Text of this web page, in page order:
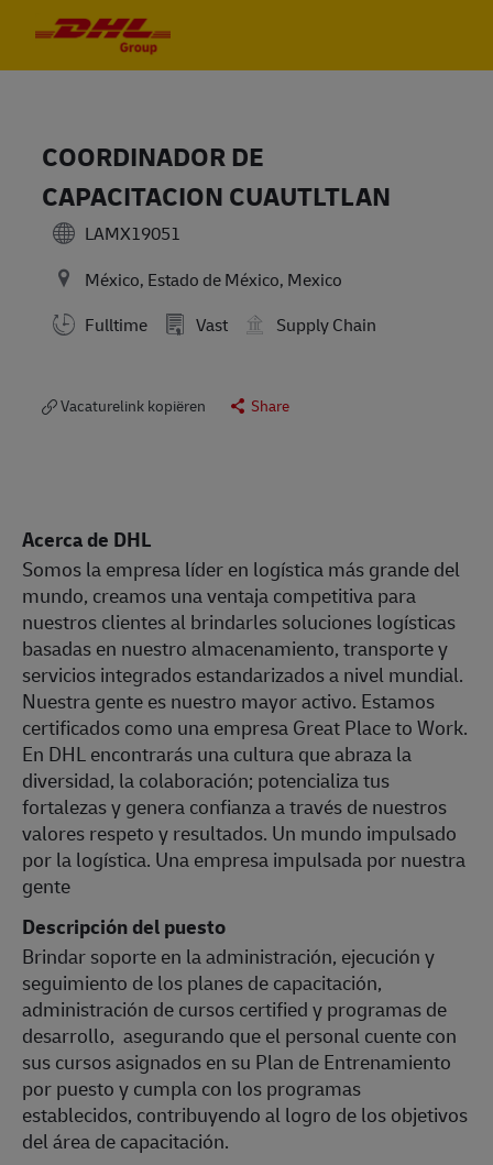
COORDINADOR DE
CAPACITACION CUAUTLTLAN
LAMX19051
México, Estado de México, Mexico
Fulltime
Vast Supply Chain
Vacaturelink kopiëren Share
Acerca de DHL
Somos la empresa líder en logística más grande del
mundo, creamos una ventaja competitiva para
nuestros clientes al brindarles soluciones logísticas
basadas en nuestro almacenamiento, transporte y
servicios integrados estandarizados a nivel mundial.
Nuestra gente es nuestro mayor activo. Estamos
certificados como una empresa Great Place to Work.
En DHL encontrarás una cultura que abraza la
diversidad, la colaboración; potencializa tus
fortalezas y genera confianza a través de nuestros
valores respeto y resultados. Un mundo impulsado
por la logística. Una empresa impulsada por nuestra
gente
Descripción del puesto
Brindar soporte en la administración, ejecución y
seguimiento de los planes de capacitación,
administración de cursos certified y programas de
desarrollo, asegurando que el personal cuente con
sus cursos asignados en su Plan de Entrenamiento
por puesto y cumpla con los programas
establecidos, contribuyendo al logro de los objetivos
del área de capacitación.